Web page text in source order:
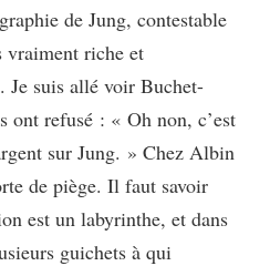
de Jung, contestable
vraiment riche et
Je suis allé voir Buchet-
ont refusé : « Oh non, c’est
sur Jung. » Chez Albin
de piège. Il faut savoir
est un labyrinthe, et dans
guichets à qui